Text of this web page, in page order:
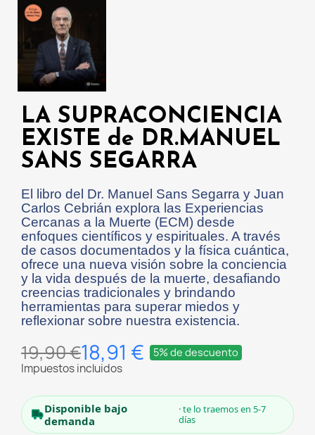
LA SUPRACONCIENCIA
EXISTE de DR.MANUEL
SANS SEGARRA
El libro del Dr. Manuel Sans Segarra y Juan
Carlos Cebrián explora las Experiencias
Cercanas a la Muerte (ECM) desde
enfoques científicos y espirituales. A través
de casos documentados y la física cuántica,
ofrece una nueva visión sobre la conciencia
y la vida después de la muerte, desafiando
creencias tradicionales y brindando
herramientas para superar miedos y
reflexionar sobre nuestra existencia.
19,90 €18,91 € 5% de descuento
Impuestos incluidos
Disponible bajo
demanda
· te lo traemos en 5-7
días